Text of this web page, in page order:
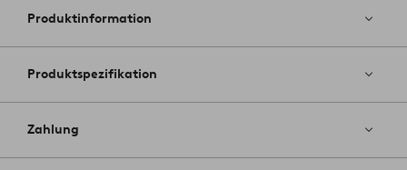
Produktinformation
Produktspezifikation
Zahlung